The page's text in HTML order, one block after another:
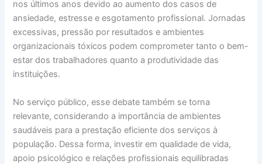
nos últimos anos devido ao aumento dos casos de
ansiedade, estresse e esgotamento profissional. Jornadas
excessivas, pressão por resultados e ambientes
organizacionais tóxicos podem comprometer tanto o bem-
estar dos trabalhadores quanto a produtividade das
instituições.
No serviço público, esse debate também se torna
relevante, considerando a importância de ambientes
saudáveis para a prestação eficiente dos serviços à
população. Dessa forma, investir em qualidade de vida,
apoio psicológico e relações profissionais equilibradas